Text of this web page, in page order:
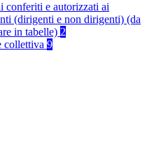
conferiti e autorizzati ai
(dirigenti e non dirigenti) (da
in tabelle) 2
collettiva 9